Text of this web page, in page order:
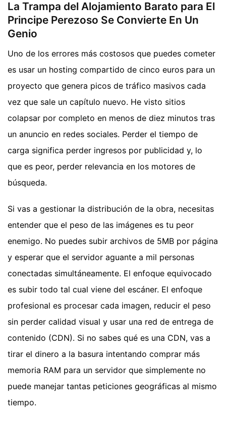
La Trampa del Alojamiento Barato para El
Principe Perezoso Se Convierte En Un
Genio
Uno de los errores más costosos que puedes cometer
es usar un hosting compartido de cinco euros para un
proyecto que genera picos de tráfico masivos cada
vez que sale un capítulo nuevo. He visto sitios
colapsar por completo en menos de diez minutos tras
un anuncio en redes sociales. Perder el tiempo de
carga significa perder ingresos por publicidad y, lo
que es peor, perder relevancia en los motores de
búsqueda.
Si vas a gestionar la distribución de la obra, necesitas
entender que el peso de las imágenes es tu peor
enemigo. No puedes subir archivos de 5MB por página
y esperar que el servidor aguante a mil personas
conectadas simultáneamente. El enfoque equivocado
es subir todo tal cual viene del escáner. El enfoque
profesional es procesar cada imagen, reducir el peso
sin perder calidad visual y usar una red de entrega de
contenido (CDN). Si no sabes qué es una CDN, vas a
tirar el dinero a la basura intentando comprar más
memoria RAM para un servidor que simplemente no
puede manejar tantas peticiones geográficas al mismo
tiempo.